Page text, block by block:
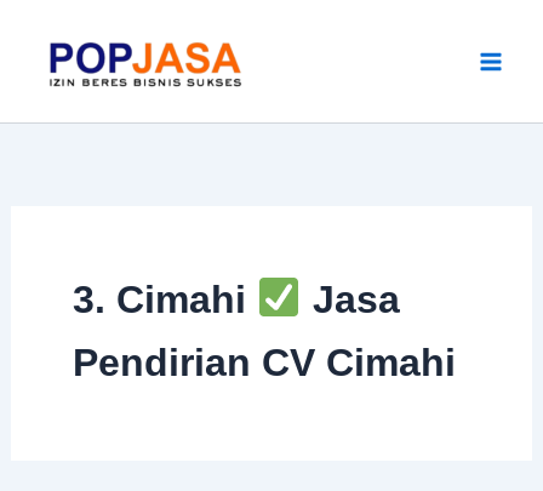
content
3. Cimahi
Jasa
Pendirian CV Cimahi